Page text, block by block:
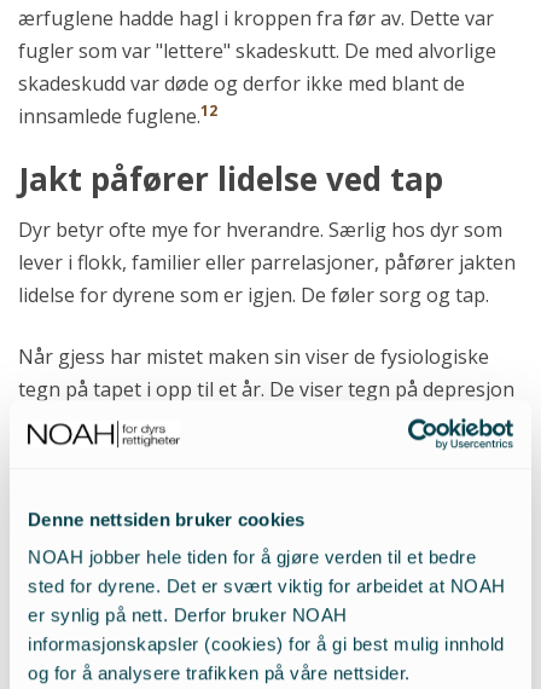
Denne nettsiden bruker cookies
NOAH jobber hele tiden for å gjøre verden til et bedre
sted for dyrene. Det er svært viktig for arbeidet at NOAH
er synlig på nett. Derfor bruker NOAH
informasjonskapsler (cookies) for å gi best mulig innhold
og for å analysere trafikken på våre nettsider.
ærfuglene hadde hagl i kroppen fra før av. Dette var
fugler som var "lettere" skadeskutt. De med alvorlige
skadeskudd var døde og derfor ikke med blant de
innsamlede fuglene.12
Jakt påfører lidelse ved tap
Dyr betyr ofte mye for hverandre. Særlig hos dyr som
lever i flokk, familier eller parrelasjoner, påfører jakten
lidelse for dyrene som er igjen. De føler sorg og tap.
Når gjess har mistet maken sin viser de fysiologiske
tegn på tapet i opp til et år. De viser tegn på depresjon
og tristhet lenge.
Gjess risikerer å bli syke hvis de
mister partneren sin.
Dersom en gås i flokken blir
av flokken og flyr skrikende etter. Sørgende gjess
oppsøker og er mye sammen med foreldre eller
søsken. De får emosjonell støtte fra resten av
familien.15